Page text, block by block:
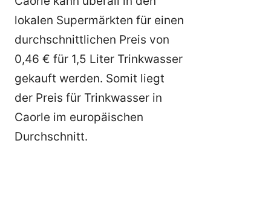
lokalen Supermärkten für einen
durchschnittlichen Preis von
0,46 € für 1,5 Liter Trinkwasser
gekauft werden. Somit liegt
der Preis für Trinkwasser in
Caorle im europäischen
Durchschnitt.